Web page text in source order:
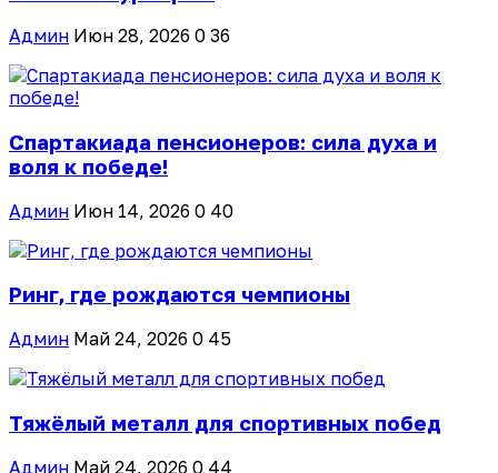
Админ Июн 28, 2026 0 36
Спартакиада пенсионеров: сила духа и
воля к победе!
Админ Июн 14, 2026 0 40
Ринг, где рождаются чемпионы
Админ Май 24, 2026 0 45
Тяжёлый металл для спортивных побед
Админ Май 24, 2026 0 44